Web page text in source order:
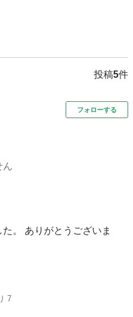
投稿5件
フォローする
ん
。 ありがとうございま
7